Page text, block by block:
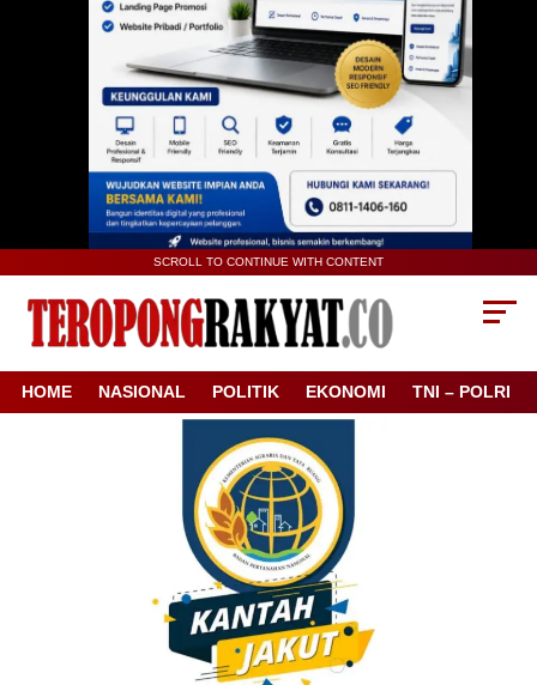
SCROLL TO CONTINUE WITH CONTENT
HOME NASIONAL POLITIK EKONOMI TNI – POLRI